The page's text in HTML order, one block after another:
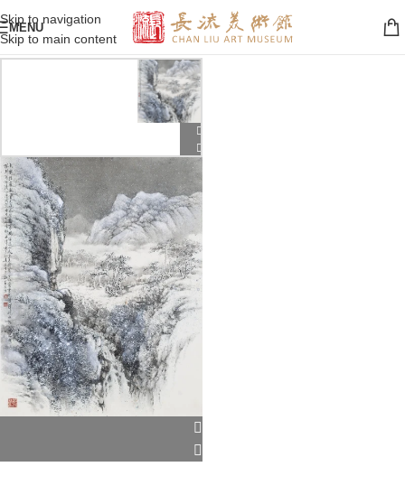
Skip to navigation
Skip to main content
MENU